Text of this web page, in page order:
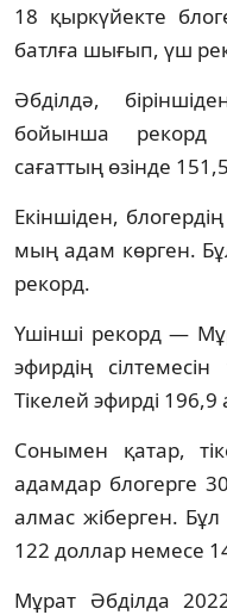
18 қыркүйекте
батлға шығып, үш
Әбділдә,
бойынша рекорд
сағаттың өзінде
Екіншіден,
мың адам көрген.
рекорд.
Үшінші рекорд —
эфирдің
Тікелей эфирді
Сонымен қатар,
адамдар блогерге
алмас жіберген.
122 доллар немесе
Мұрат Әбділда